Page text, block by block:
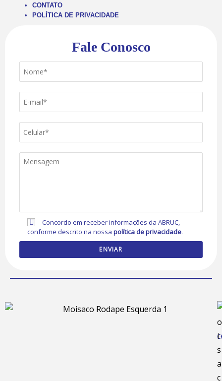
CONTATO
POLÍTICA DE PRIVACIDADE
Fale Conosco
Concordo em receber informações da ABRUC,
conforme descrito na nossapolítica de privacidade.